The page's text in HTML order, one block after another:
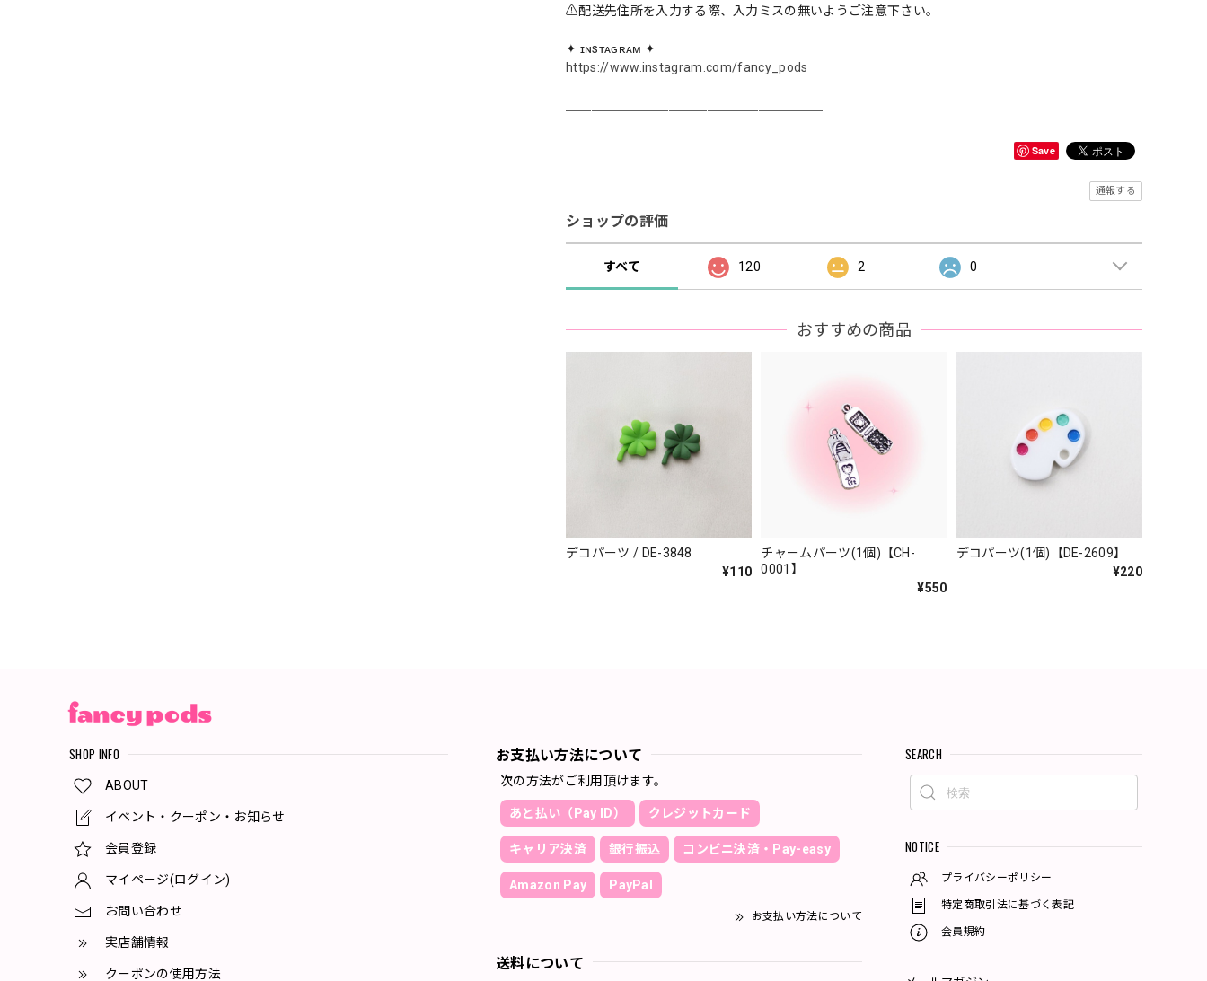
⚠︎配送先住所を入力する際、入力ミスの無いようご注意下さい。
✦ ɪɴsᴛᴀɢʀᴀᴍ ✦
https://www.instagram.com/fancy_pods
Save
通報する
ショップの評価
すべて 120 2 0
おすすめの商品
デコパーツ / DE-3848
¥110
チャームパーツ(1個)【CH-
0001】
¥550
デコパーツ(1個)【DE-2609】
¥220
SHOP INFO
ABOUT
イベント・クーポン・お知らせ
会員登録
マイページ(ログイン)
お問い合わせ
実店舗情報
クーポンの使用方法
お支払い方法について
次の方法がご利用頂けます。
あと払い（Pay ID） クレジットカード
キャリア決済 銀行振込 コンビニ決済・Pay-easy
Amazon Pay PayPal
お支払い方法について
送料について
SEARCH
NOTICE
プライバシーポリシー
特定商取引法に基づく表記
会員規約